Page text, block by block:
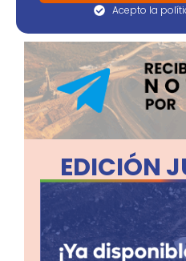
Acepto la
EDICIÓN